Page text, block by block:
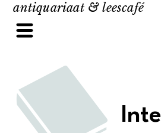
antiquariaat & leescafé